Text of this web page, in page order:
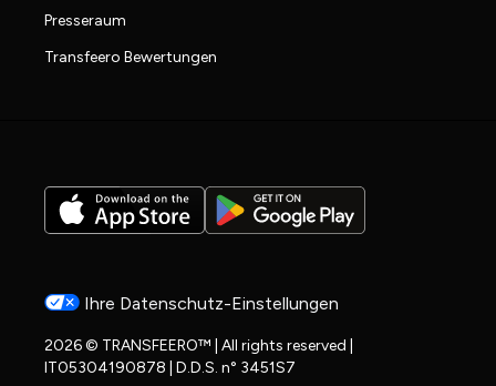
Presseraum
Transfeero Bewertungen
Ihre Datenschutz-Einstellungen
2026 © TRANSFEERO™ | All rights reserved |
IT05304190878 | D.D.S. n° 3451S7